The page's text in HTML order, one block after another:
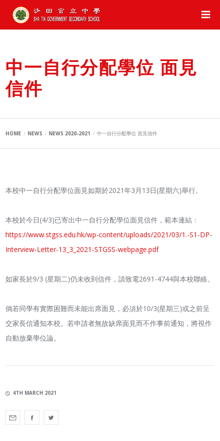
中一自行分配學位 面見
信件
HOME NEWS NEWS 2020-2021 中一自行分配學位 面見信件
本校中一自行分配學位面見如期於2021年3月13日(星期六)舉行。
本校於今日(4/3)已寄出中一自行分配學位面見信件，範本連結﹕
https://www.stgss.edu.hk/wp-content/uploads/2021/03/1.-S1-DP-
Interview-Letter-13_3_2021-STGSS-webpage.pdf
如家長於9/3 (星期二)仍未收到信件，請致電2691-4744與本校聯絡。
倘若同學有實際困難而未能出席面見，必須於10/3(星期三)或之前呈
交家長信通知本校。若申請者無故缺席面見而不作事前通知，將視作
自動放棄學位論。
4TH MARCH 2021